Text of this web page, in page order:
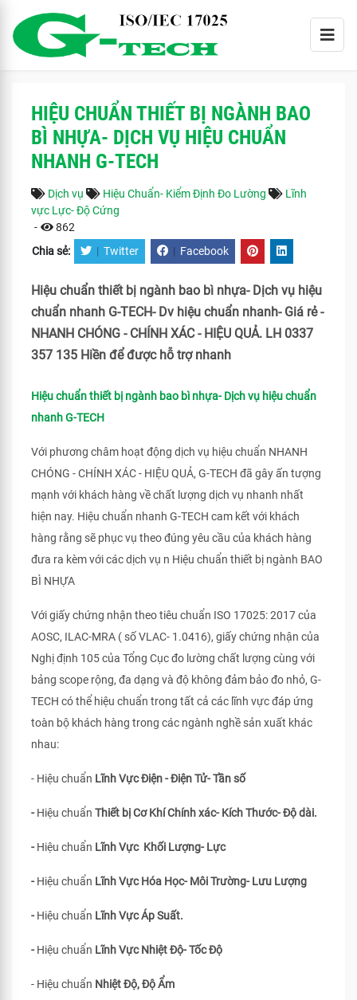
HIỆU CHUẨN THIẾT BỊ NGÀNH BAO
BÌ NHỰA- DỊCH VỤ HIỆU CHUẨN
NHANH G-TECH
Dịch vụ Hiệu Chuẩn- Kiểm Định Đo Lường
Lĩnh
vực Lực- Độ Cứng
-
862
Chia sẻ: | Twitter | Facebook
Hiệu chuẩn thiết bị ngành bao bì nhựa- Dịch vụ hiệu
chuẩn nhanh G-TECH- Dv hiệu chuẩn nhanh- Giá rẻ -
NHANH CHÓNG - CHÍNH XÁC - HIỆU QUẢ. LH 0337
357 135 Hiền để được hỗ trợ nhanh
Hiệu chuẩn thiết bị ngành bao bì nhựa- Dịch vụ hiệu chuẩn
nhanh G-TECH
Với phương châm hoạt động dịch vụ hiệu chuẩn NHANH
CHÓNG - CHÍNH XÁC - HIỆU QUẢ, G-TECH đã gây ấn tượng
mạnh với khách hàng về chất lượng dịch vụ nhanh nhất
hiện nay. Hiệu chuẩn nhanh G-TECH cam kết với khách
hàng rằng sẽ phục vụ theo đúng yêu cầu của khách hàng
đưa ra kèm với các dịch vụ n Hiệu chuẩn thiết bị ngành BAO
BÌ NHỰA
Với giấy chứng nhận theo tiêu chuẩn ISO 17025: 2017 của
AOSC, ILAC-MRA ( số VLAC- 1.0416), giấy chứng nhận của
Nghị định 105 của Tổng Cục đo lường chất lượng cùng với
bảng scope rộng, đa dạng và độ không đảm bảo đo nhỏ, G-
TECH có thể hiệu chuẩn trong tất cả các lĩnh vực đáp ứng
toàn bộ khách hàng trong các ngành nghề sản xuất khác
nhau:
- Hiệu chuẩn Lĩnh Vực Điện - Điện Tử- Tần số
-Hiệu chuẩn Thiết bị Cơ Khí Chính xác- Kích Thước- Độ dài.
-Hiệu chuẩn Lĩnh Vực Khối Lượng- Lực
-Hiệu chuẩn Lĩnh Vực Hóa Học- Môi Trường- Lưu Lượng
-Hiệu chuẩn Lĩnh Vực Áp Suất.
-Hiệu chuẩn Lĩnh Vực Nhiệt Độ- Tốc Độ
- Hiệu chuẩn Nhiệt Độ, Độ Ẩm